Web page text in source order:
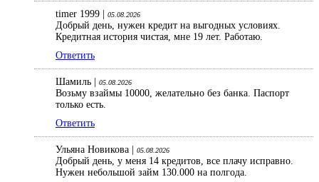
timer 1999 | 05.08.2026
Добрый день, нужен кредит на выгодных условиях.
Кредитная история чистая, мне 19 лет. Работаю.
Ответить
Шамиль | 05.08.2026
Возьму взаймы 10000, желательно без банка. Паспорт
только есть.
Ответить
Ульяна Новикова | 05.08.2026
Добрый день, у меня 14 кредитов, все плачу исправно.
Нужен небольшой займ 130.000 на полгода.